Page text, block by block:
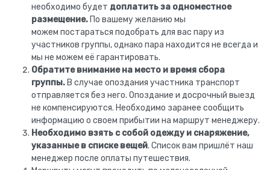
необходимо будет доплатить за одноместное
размещение. По вашему желанию мы
можем постараться подобрать для вас пару из
участников группы, однако пара находится не всегда и
мы не можем её гарантировать.
Обратите внимание на место и время сбора
группы. В случае опоздания участника транспорт
отправляется без него. Опоздание и досрочный выезд
не компенсируются. Необходимо заранее сообщить
информацию о своем прибытии на маршрут менеджеру.
Необходимо взять с собой одежду и снаряжение,
указанные в списке вещей. Список вам пришлёт наш
менеджер после оплаты путешествия.